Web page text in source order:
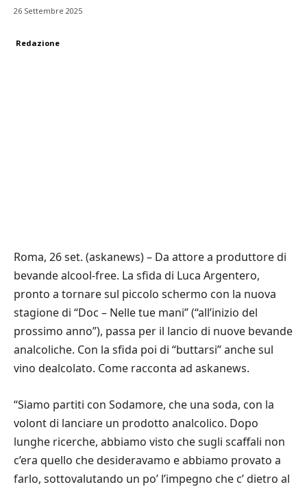
26 Settembre 2025
Redazione
Roma, 26 set. (askanews) – Da attore a produttore di
bevande alcool-free. La sfida di Luca Argentero,
pronto a tornare sul piccolo schermo con la nuova
stagione di “Doc – Nelle tue mani” (“all’inizio del
prossimo anno”), passa per il lancio di nuove bevande
analcoliche. Con la sfida poi di “buttarsi” anche sul
vino dealcolato. Come racconta ad askanews.
“Siamo partiti con Sodamore, che una soda, con la
volont di lanciare un prodotto analcolico. Dopo
lunghe ricerche, abbiamo visto che sugli scaffali non
c’era quello che desideravamo e abbiamo provato a
farlo, sottovalutando un po’ l’impegno che c’ dietro al